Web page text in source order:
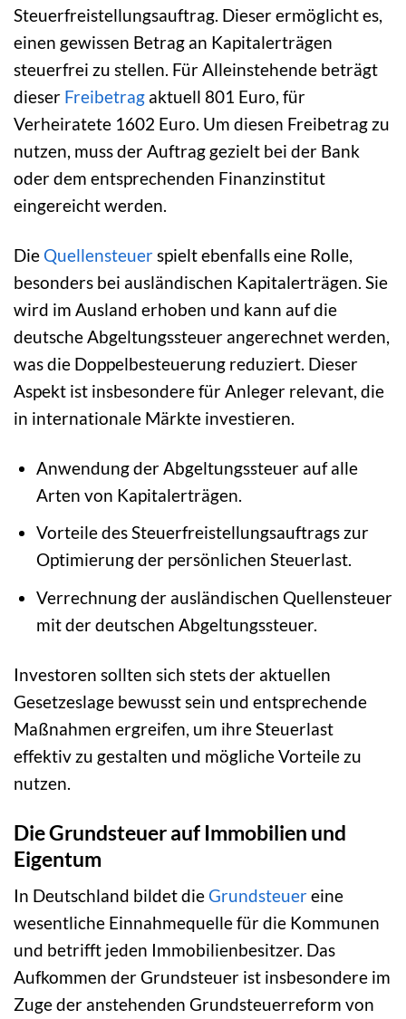
Steuerfreistellungsauftrag. Dieser ermöglicht es,
einen gewissen Betrag an Kapitalerträgen
steuerfrei zu stellen. Für Alleinstehende beträgt
dieser Freibetrag aktuell 801 Euro, für
Verheiratete 1602 Euro. Um diesen Freibetrag zu
nutzen, muss der Auftrag gezielt bei der Bank
oder dem entsprechenden Finanzinstitut
eingereicht werden.
Die Quellensteuerspielt ebenfalls eine Rolle,
besonders bei ausländischen Kapitalerträgen. Sie
wird im Ausland erhoben und kann auf die
deutsche Abgeltungssteuer angerechnet werden,
was die Doppelbesteuerung reduziert. Dieser
Aspekt ist insbesondere für Anleger relevant, die
in internationale Märkte investieren.
Anwendung der Abgeltungssteuer auf alle
Arten von Kapitalerträgen.
Vorteile des Steuerfreistellungsauftrags zur
Optimierung der persönlichen Steuerlast.
Verrechnung der ausländischen Quellensteuer
mit der deutschen Abgeltungssteuer.
Investoren sollten sich stets der aktuellen
Gesetzeslage bewusst sein und entsprechende
Maßnahmen ergreifen, um ihre Steuerlast
effektiv zu gestalten und mögliche Vorteile zu
nutzen.
Die Grundsteuer auf Immobilien und
Eigentum
In Deutschland bildet dieGrundsteuereine
wesentliche Einnahmequelle für die Kommunen
und betrifft jeden Immobilienbesitzer. Das
Aufkommen der Grundsteuer ist insbesondere im
Zuge der anstehenden Grundsteuerreform von